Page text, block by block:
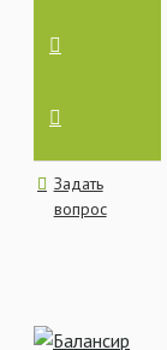
Задать
вопрос